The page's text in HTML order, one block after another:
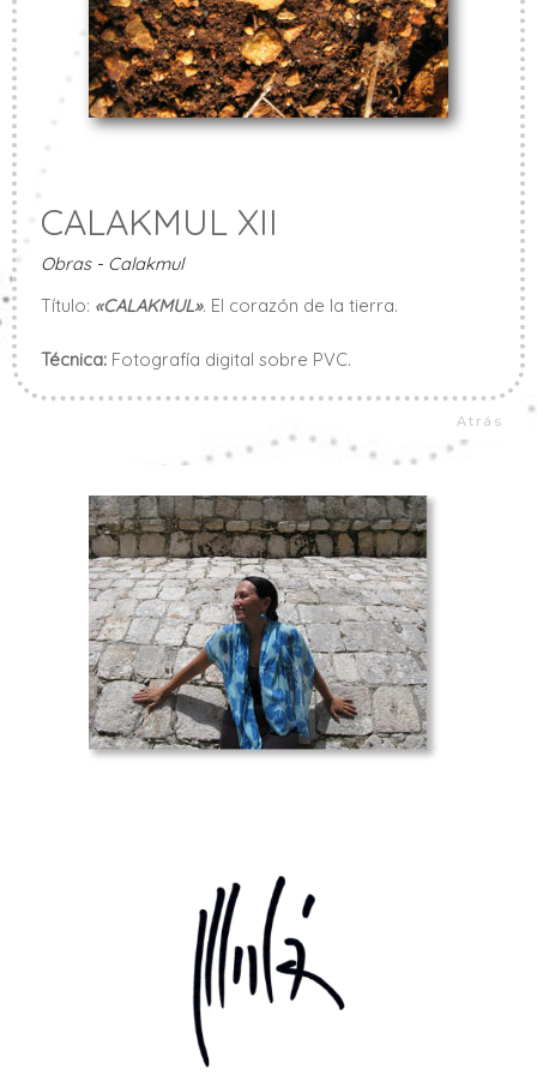
CALAKMUL XII
Obras - Calakmul
Título: «CALAKMUL». El corazón de la tierra.
Técnica:Fotografía digital sobre PVC.
Atrás